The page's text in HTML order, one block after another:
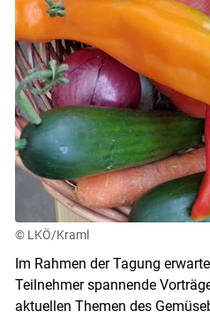
© LKÖ/Kraml
Im Rahmen der Tagung
Teilnehmer spannende
aktuellen Themen des